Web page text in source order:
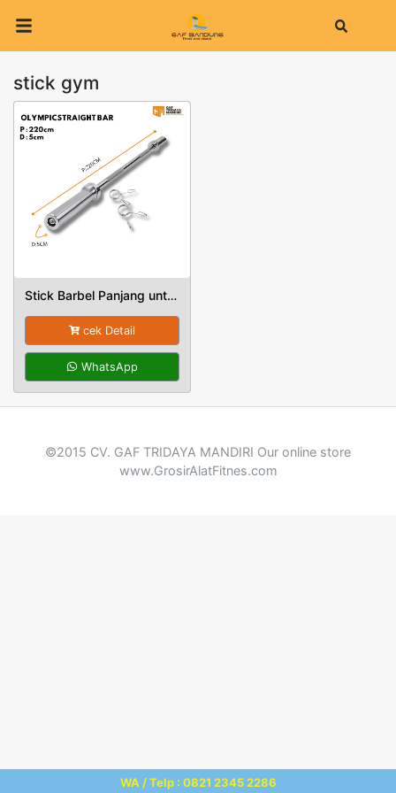
stick gym
Stick Barbel Panjang untuk beban Gym
cek Detail
WhatsApp
©2015 CV. GAF TRIDAYA MANDIRI Our online store
www.GrosirAlatFitnes.com
WA / Telp : 0821 2345 2286